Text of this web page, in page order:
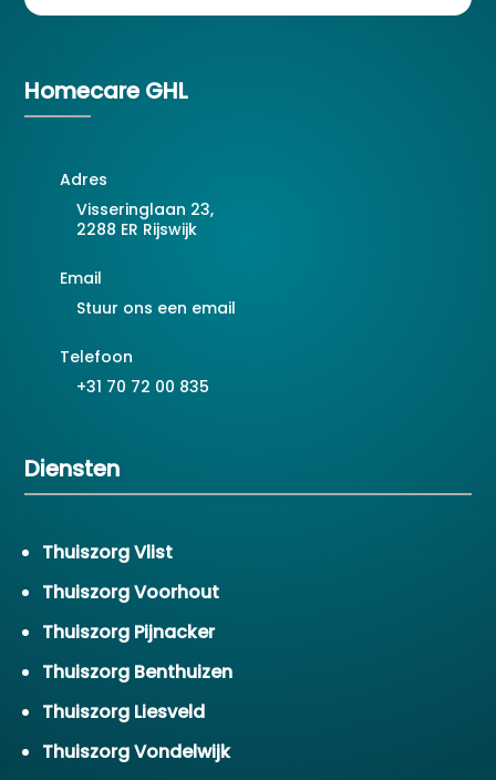
Homecare GHL
Adres
Visseringlaan 23,
2288 ER Rijswijk
Email
Stuur ons een email
Telefoon
+31 70 72 00 835
Diensten
Thuiszorg Vlist
Thuiszorg Voorhout
Thuiszorg Pijnacker
Thuiszorg Benthuizen
Thuiszorg Liesveld
Thuiszorg Vondelwijk